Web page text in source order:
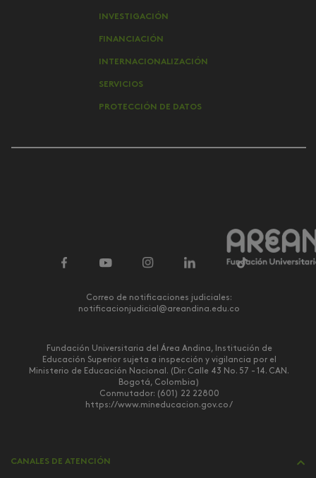
INVESTIGACIÓN
FINANCIACIÓN
INTERNACIONALIZACIÓN
SERVICIOS
PROTECCIÓN DE DATOS
Correo de notificaciones judiciales:
notificacionjudicial@areandina.edu.co
Fundación Universitaria del Área Andina, Institución de
Educación Superior sujeta a inspección y vigilancia por el
Ministerio de Educación Nacional. (Dir: Calle 43 No. 57 - 14. CAN.
Bogotá, Colombia)
Conmutador: (601) 22 22800
https://www.mineducacion.gov.co/
CANALES DE ATENCIÓN